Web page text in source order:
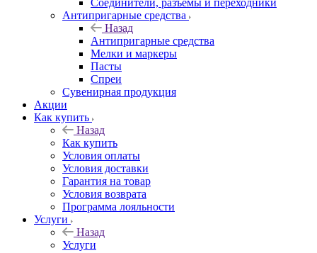
Соединители, разъемы и переходники
Антипригарные средства
Назад
Антипригарные средства
Мелки и маркеры
Пасты
Спреи
Сувенирная продукция
Акции
Как купить
Назад
Как купить
Условия оплаты
Условия доставки
Гарантия на товар
Условия возврата
Программа лояльности
Услуги
Назад
Услуги